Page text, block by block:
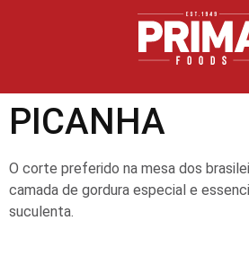
PICANHA
O corte preferido na mesa dos
camada de gordura especial e
suculenta.